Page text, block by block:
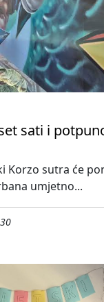
sati i
Korzo sutra će
umjetno...